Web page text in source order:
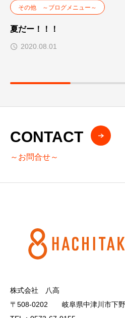
その他 ～ブログメニュー～
夏だー！！！
2020.08.01
CONTACT
～お問合せ～
株式会社 八高
〒508-0202 岐阜県中津川市下